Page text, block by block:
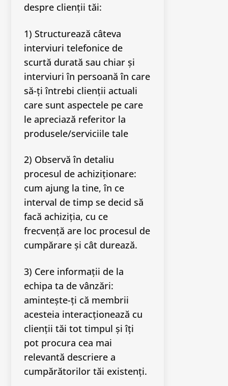
despre clienții tăi:
1) Structurează câteva
interviuri telefonice de
scurtă durată sau chiar și
interviuri în persoană în care
să-ți întrebi clienții actuali
care sunt aspectele pe care
le apreciază referitor la
produsele/serviciile tale
2) Observă în detaliu
procesul de achiziționare:
cum ajung la tine, în ce
interval de timp se decid să
facă achiziția, cu ce
frecvență are loc procesul de
cumpărare și cât durează.
3) Cere informații de la
echipa ta de vânzări:
amintește-ți că membrii
acesteia interacționează cu
clienții tăi tot timpul și îți
pot procura cea mai
relevantă descriere a
cumpărătorilor tăi existenți.